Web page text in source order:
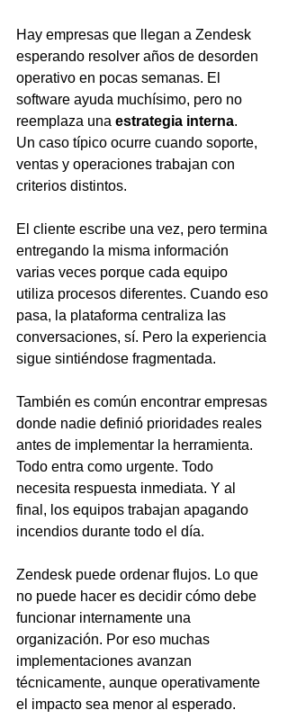
Hay empresas que llegan a Zendesk
esperando resolver años de desorden
operativo en pocas semanas. El
software ayuda muchísimo, pero no
reemplaza una estrategia interna.
Un caso típico ocurre cuando soporte,
ventas y operaciones trabajan con
criterios distintos.
El cliente escribe una vez, pero termina
entregando la misma información
varias veces porque cada equipo
utiliza procesos diferentes. Cuando eso
pasa, la plataforma centraliza las
conversaciones, sí. Pero la experiencia
sigue sintiéndose fragmentada.
También es común encontrar empresas
donde nadie definió prioridades reales
antes de implementar la herramienta.
Todo entra como urgente. Todo
necesita respuesta inmediata. Y al
final, los equipos trabajan apagando
incendios durante todo el día.
Zendesk puede ordenar flujos. Lo que
no puede hacer es decidir cómo debe
funcionar internamente una
organización. Por eso muchas
implementaciones avanzan
técnicamente, aunque operativamente
el impacto sea menor al esperado.